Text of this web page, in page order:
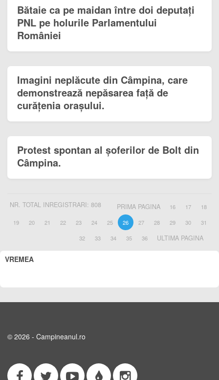
Bătaie ca pe maidan între doi deputați
PNL pe holurile Parlamentului
României
Imagini neplăcute din Câmpina, care
demonstrează nepăsarea față de
curățenia orașului.
Protest spontan al șoferilor de Bolt din
Câmpina.
NR. TOTAL INREGISTRARI: 808 PRIMA PAGINA 16 17
18
19
20 21 22 23 24 25 26 27 28 29 30
31
32
33 34 35 36 ULTIMA PAGINA
VREMEA
© 2026 - Campineanul.ro